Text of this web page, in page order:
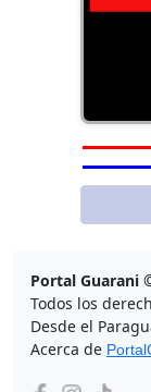
Portal Guarani
Todos los
Desde el
Acerca de